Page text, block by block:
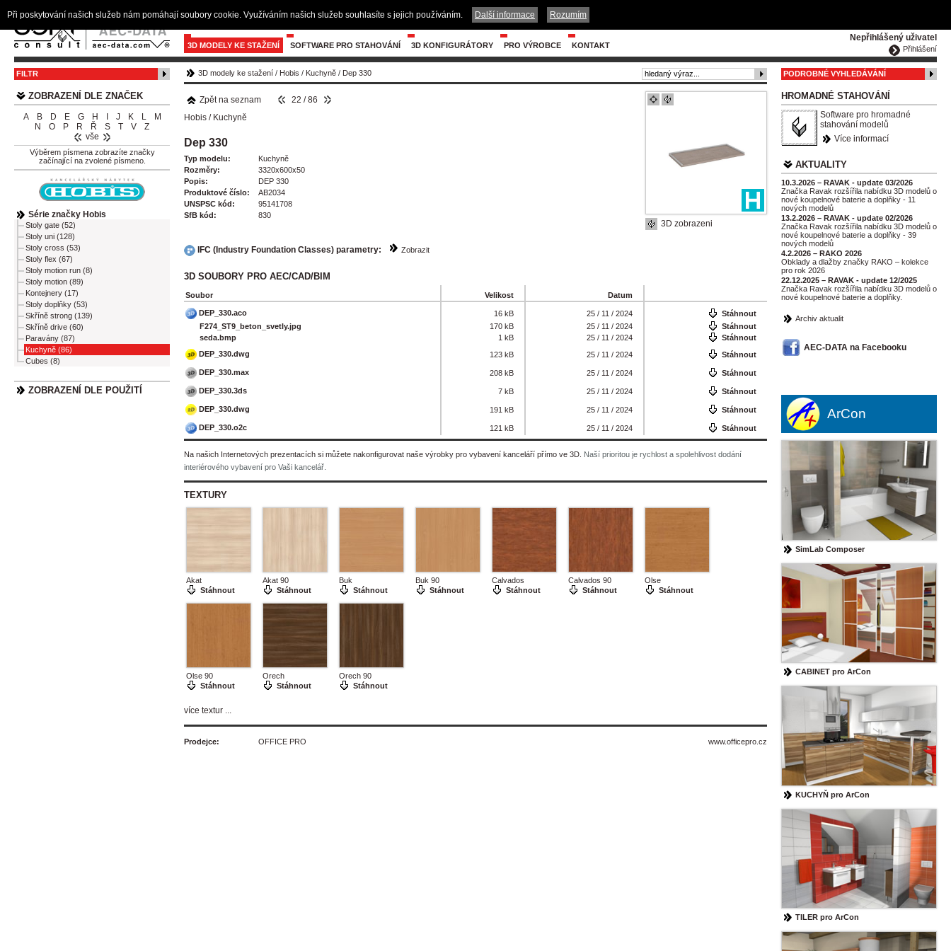
Nepřihlášený uživatel
Přihlášení
3D MODELY KE STAŽENÍ SOFTWARE PRO STAHOVÁNÍ 3D KONFIGURÁTORY PRO VÝROBCE KONTAKT
FILTR
ZOBRAZENÍ DLE ZNAČEK
A B D E G H J K L
M
N
O P R Ř S T V
Z
vše
Výběrem písmena zobrazíte značky
začínající na zvolené písmeno.
Série značky Hobis
Stoly gate (52)
Stoly uni (128)
Stoly cross (53)
Stoly flex (67)
Stoly motion run (8)
Stoly motion (89)
Kontejnery (17)
Stoly doplňky (53)
Skříně strong (139)
Skříně drive (60)
Paravány (87)
Kuchyně (86)
Cubes (8)
ZOBRAZENÍ DLE POUŽITÍ
3D modely ke stažení / Hobis / Kuchyně / Dep 330
3D zobrazeni
Zpět na seznam
22 / 86
Hobis / Kuchyně
Dep 330
Typ modelu:
Kuchyně
Rozměry:
3320x600x50
Popis:
DEP 330
Produktové číslo:
AB2034
UNSPSC kód:
95141708
SfB kód:
830
IFC (Industry Foundation Classes) parametry: Zobrazit
3D SOUBORY PRO AEC/CAD/BIM
Soubor Velikost Datum
DEP_330.aco 16 kB 25 / 11 / 2024
Stáhnout
F274_ST9_beton_svetly.jpg
170 kB 25 / 11 / 2024
Stáhnout
seda.bmp
1 kB 25 / 11 / 2024
Stáhnout
DEP_330.dwg
123 kB 25 / 11 / 2024 Stáhnout
DEP_330.max 208 kB 25 / 11 / 2024 Stáhnout
DEP_330.3ds 7 kB 25 / 11 / 2024 Stáhnout
DEP_330.dwg 191 kB 25 / 11 / 2024 Stáhnout
DEP_330.o2c 121 kB 25 / 11 / 2024 Stáhnout
Na našich Internetových prezentacích si můžete nakonfigurovat naše výrobky pro vybavení kanceláří přímo ve 3D. Naší prioritou je rychlost a spolehlivost dodání
interiérového vybavení pro Vaši kancelář.
TEXTURY
Akat
Stáhnout
Akat 90
Stáhnout
Buk
Stáhnout
Buk 90
Stáhnout
Calvados
Stáhnout
Calvados 90
Stáhnout
Olse
Stáhnout
Olse 90
Stáhnout
Orech
Stáhnout
Orech 90
Stáhnout
více textur ...
Prodejce: www.officepro.cz
OFFICE PRO
PODROBNÉ VYHLEDÁVÁNÍ
HROMADNÉ STAHOVÁNÍ
Software pro hromadné
stahování modelů
Více informací
AKTUALITY
10.3.2026 – RAVAK - update 03/2026
Značka Ravak rozšířila nabídku 3D modelů o
nové koupelnové baterie a doplňky - 11
nových modelů
13.2.2026 – RAVAK - update 02/2026
Značka Ravak rozšířila nabídku 3D modelů o
nové koupelnové baterie a doplňky - 39
nových modelů
4.2.2026 – RAKO 2026
Obklady a dlažby značky RAKO – kolekce
pro rok 2026
22.12.2025 – RAVAK - update 12/2025
Značka Ravak rozšířila nabídku 3D modelů o
nové koupelnové baterie a doplňky.
Archiv aktualit
AEC-DATA na Facebooku
ArCon
SimLab Composer
CABINET pro ArCon
KUCHYŇ pro ArCon
TILER pro ArCon
Při poskytování našich služeb nám pomáhají soubory cookie. Využíváním našich služeb souhlasíte s jejich používáním. Další informace Rozumím